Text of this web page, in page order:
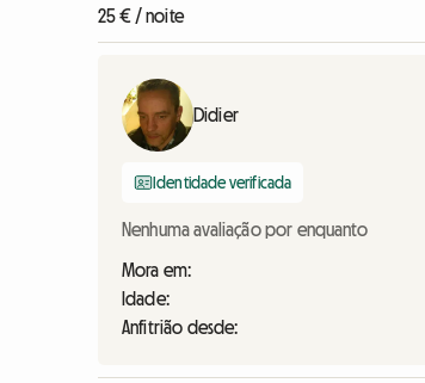
25 € / noite
Didier
Identidade verificada
Nenhuma avaliação por enquanto
Mora em:
Idade:
Anfitrião desde: